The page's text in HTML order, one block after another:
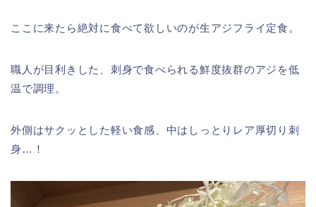
ここに来たら絶対に食べて欲しいのが生アジフライ定食。
職人が目利きした、刺身で食べられる鮮度抜群のアジを低
温で調理。
外側はサクッとした軽い食感、中はしっとりレア厚切り刺
身…！